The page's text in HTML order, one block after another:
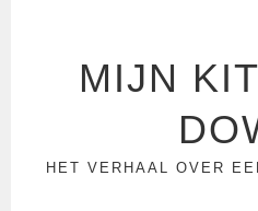
MIJN
HET VERHAAL OVER